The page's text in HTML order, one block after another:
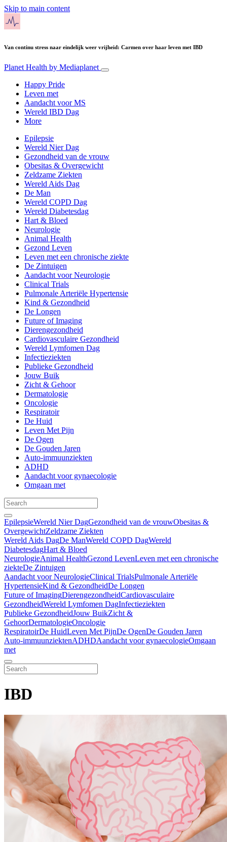
Skip to main content
Van continu stress naar eindelijk weer vrijheid: Carmen over haar leven met IBD
Planet Health by Mediaplanet
Happy Pride
Leven met
Aandacht voor MS
Wereld IBD Dag
More
Epilepsie
Wereld Nier Dag
Gezondheid van de vrouw
Obesitas & Overgewicht
Zeldzame Ziekten
Wereld Aids Dag
De Man
Wereld COPD Dag
Wereld Diabetesdag
Hart & Bloed
Neurologie
Animal Health
Gezond Leven
Leven met een chronische ziekte
De Zintuigen
Aandacht voor Neurologie
Clinical Trials
Pulmonale Arteriële Hypertensie
Kind & Gezondheid
De Longen
Future of Imaging
Dierengezondheid
Cardiovasculaire Gezondheid
Wereld Lymfomen Dag
Infectieziekten
Publieke Gezondheid
Jouw Buik
Zicht & Gehoor
Dermatologie
Oncologie
Respiratoir
De Huid
Leven Met Pijn
De Ogen
De Gouden Jaren
Auto-immuunziekten
ADHD
Aandacht voor gynaecologie
Omgaan met
EpilepsieWereld Nier DagGezondheid van de vrouwObesitas &
OvergewichtZeldzame Ziekten
Wereld Aids DagDe ManWereld COPD DagWereld
DiabetesdagHart & Bloed
NeurologieAnimal HealthGezond LevenLeven met een chronische
ziekteDe Zintuigen
Aandacht voor NeurologieClinical TrialsPulmonale Arteriële
HypertensieKind & GezondheidDe Longen
Future of ImagingDierengezondheidCardiovasculaire
GezondheidWereld Lymfomen DagInfectieziekten
Publieke GezondheidJouw BuikZicht &
GehoorDermatologieOncologie
RespiratoirDe HuidLeven Met PijnDe OgenDe Gouden Jaren
Auto-immuunziektenADHDAandacht voor gynaecologieOmgaan
met
IBD